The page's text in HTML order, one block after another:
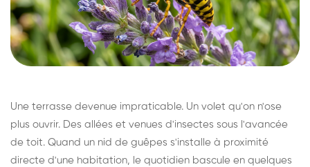
Une terrasse devenue impraticable. Un volet qu'on n'ose
plus ouvrir. Des allées et venues d'insectes sous l'avancée
de toit. Quand un nid de guêpes s'installe à proximité
directe d'une habitation, le quotidien bascule en quelques